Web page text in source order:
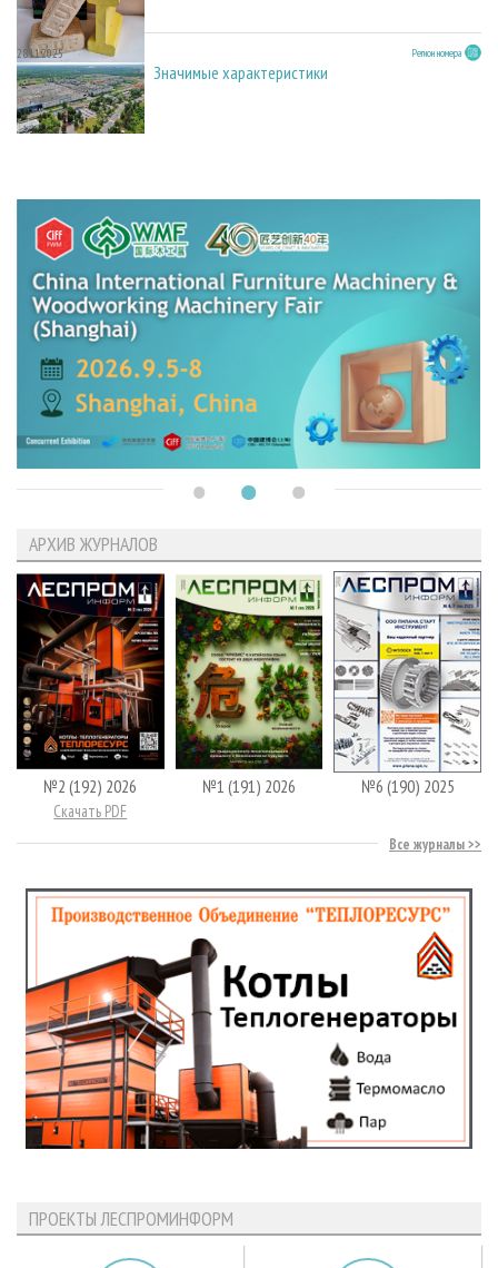
28.11.2025 Регион номера
Значимые характеристики
АРХИВ ЖУРНАЛОВ
№2 (192) 2026
Скачать PDF
№1 (191) 2026 №6 (190) 2025
Все журналы
ПРОЕКТЫ ЛЕСПРОМИНФОРМ